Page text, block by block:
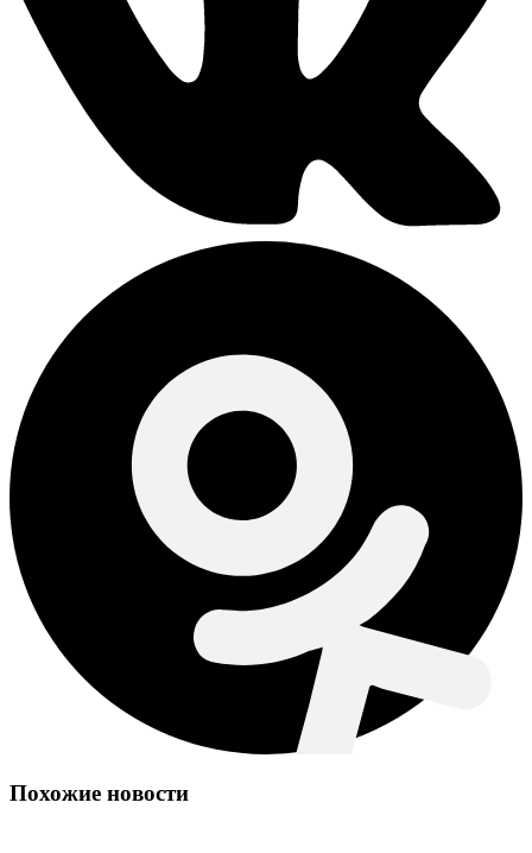
Похожие новости